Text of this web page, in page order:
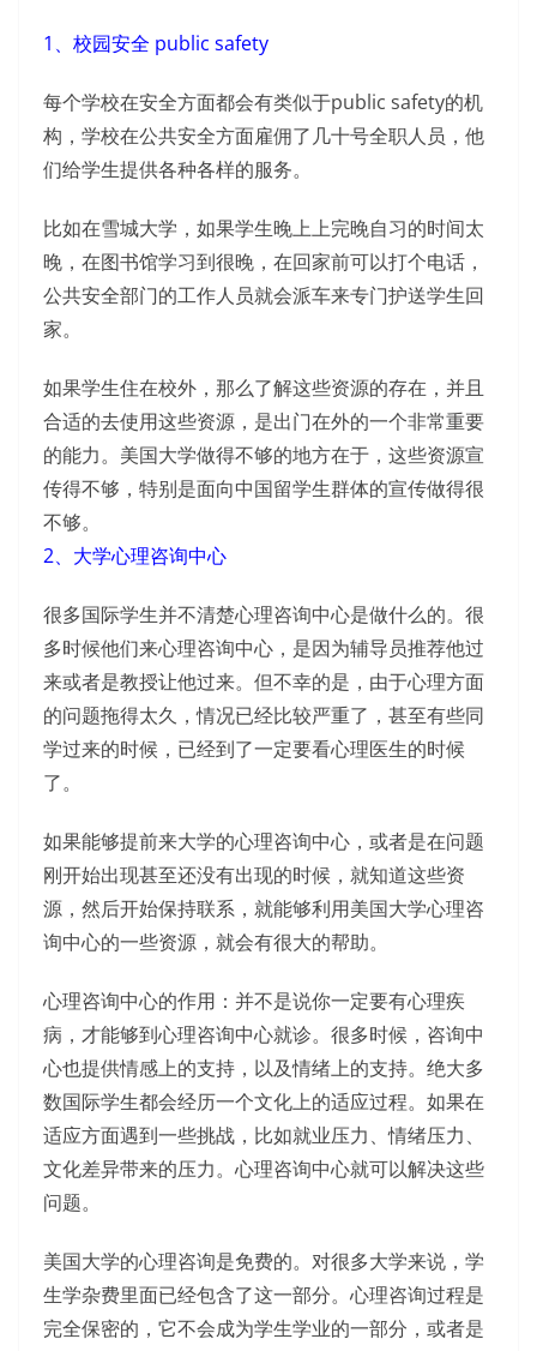
1、校园安全 public safety
每个学校在安全方面都会有类似于public safety的机
构，学校在公共安全方面雇佣了几十号全职人员，他
们给学生提供各种各样的服务。
比如在雪城大学，如果学生晚上上完晚自习的时间太
晚，在图书馆学习到很晚，在回家前可以打个电话，
公共安全部门的工作人员就会派车来专门护送学生回
家。
如果学生住在校外，那么了解这些资源的存在，并且
合适的去使用这些资源，是出门在外的一个非常重要
的能力。美国大学做得不够的地方在于，这些资源宣
传得不够，特别是面向中国留学生群体的宣传做得很
不够。
2、大学心理咨询中心
很多国际学生并不清楚心理咨询中心是做什么的。很
多时候他们来心理咨询中心，是因为辅导员推荐他过
来或者是教授让他过来。但不幸的是，由于心理方面
的问题拖得太久，情况已经比较严重了，甚至有些同
学过来的时候，已经到了一定要看心理医生的时候
了。
如果能够提前来大学的心理咨询中心，或者是在问题
刚开始出现甚至还没有出现的时候，就知道这些资
源，然后开始保持联系，就能够利用美国大学心理咨
询中心的一些资源，就会有很大的帮助。
心理咨询中心的作用：并不是说你一定要有心理疾
病，才能够到心理咨询中心就诊。很多时候，咨询中
心也提供情感上的支持，以及情绪上的支持。绝大多
数国际学生都会经历一个文化上的适应过程。如果在
适应方面遇到一些挑战，比如就业压力、情绪压力、
文化差异带来的压力。心理咨询中心就可以解决这些
问题。
美国大学的心理咨询是免费的。对很多大学来说，学
生学杂费里面已经包含了这一部分。心理咨询过程是
完全保密的，它不会成为学生学业的一部分，或者是